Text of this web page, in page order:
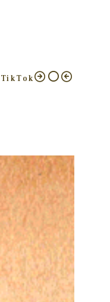
TikTok